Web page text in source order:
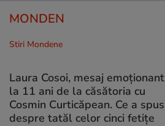
MONDEN
Stiri Mondene
Laura Cosoi, mesaj emoționant
la 11 ani de la căsătoria cu
Cosmin Curticăpean. Ce a spus
despre tatăl celor cinci fetițe